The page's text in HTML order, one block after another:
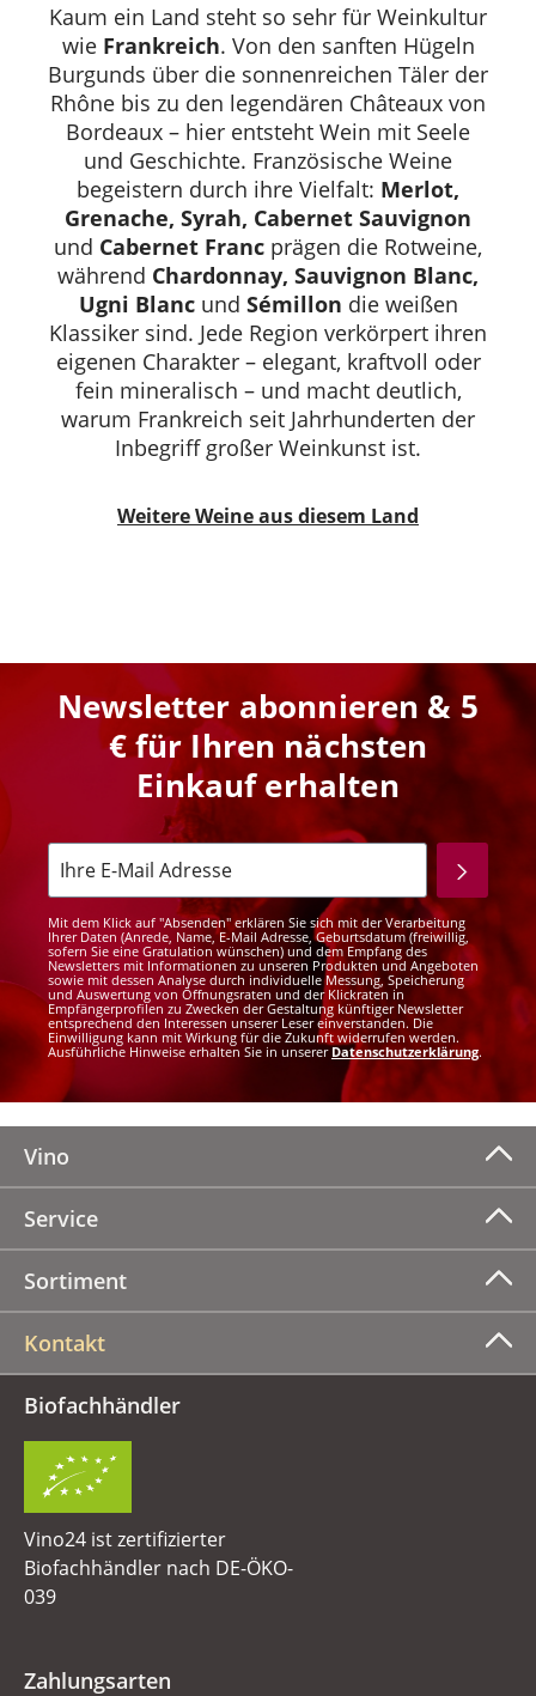
Kaum ein Land steht so sehr für Weinkultur
wie Frankreich. Von den sanften Hügeln
Burgunds über die sonnenreichen Täler der
Rhône bis zu den legendären Châteaux von
Bordeaux – hier entsteht Wein mit Seele
und Geschichte. Französische Weine
begeistern durch ihre Vielfalt: Merlot,
Grenache, Syrah, Cabernet Sauvignon
und Cabernet Franc prägen die Rotweine,
während Chardonnay, Sauvignon Blanc,
Ugni Blancund Sémillon die weißen
Klassiker sind. Jede Region verkörpert ihren
eigenen Charakter – elegant, kraftvoll oder
fein mineralisch – und macht deutlich,
warum Frankreich seit Jahrhunderten der
Inbegriff großer Weinkunst ist.
Weitere Weine aus diesem Land
Newsletter abonnieren & 5
€ für Ihren nächsten
Einkauf erhalten
Mit dem Klick auf "Absenden" erklären Sie sich mit der Verarbeitung
Ihrer Daten (Anrede, Name, E-Mail Adresse, Geburtsdatum (freiwillig,
sofern Sie eine Gratulation wünschen) und dem Empfang des
Newsletters mit Informationen zu unseren Produkten und Angeboten
sowie mit dessen Analyse durch individuelle Messung, Speicherung
und Auswertung von Öffnungsraten und der Klickraten in
Empfängerprofilen zu Zwecken der Gestaltung künftiger Newsletter
entsprechend den Interessen unserer Leser einverstanden. Die
Einwilligung kann mit Wirkung für die Zukunft widerrufen werden.
Ausführliche Hinweise erhalten Sie in unsererDatenschutzerklärung.
Vino
Service
Sortiment
Kontakt
Biofachhändler
Vino24 ist zertifizierter
Biofachhändler nach DE-ÖKO-
039
Zahlungsarten